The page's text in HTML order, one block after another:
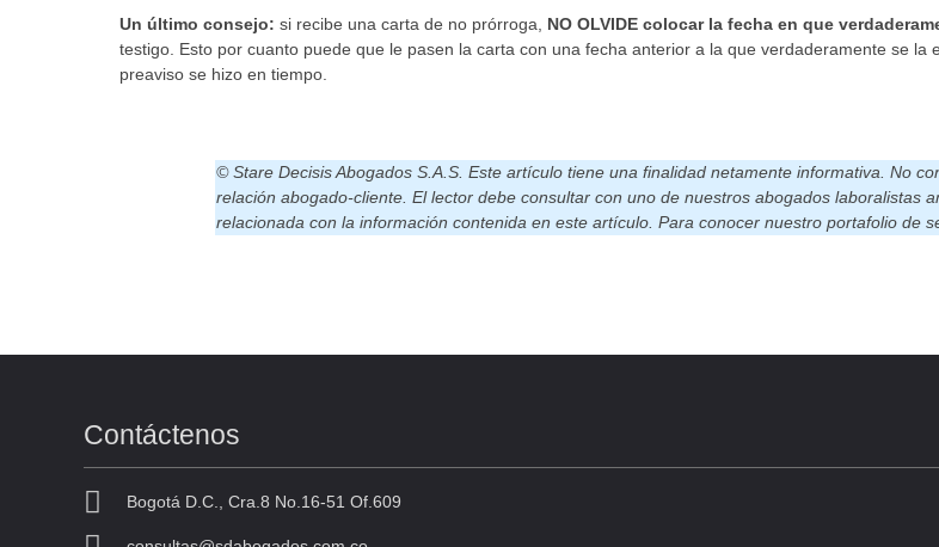
Un último consejo: si recibe una carta de no prórroga, NO OLVIDE colocar la fecha en que
testigo. Esto por cuanto puede que le pasen la carta con una fecha anterior a la que verdaderamente se la
preaviso se hizo en tiempo.
© Stare Decisis Abogados S.A.S. Este artículo tiene una finalidad netamente informativa. No
relación abogado-cliente. El lector debe consultar con uno de nuestros abogados laboralistas
relacionada con la información contenida en este artículo. Para conocer nuestro portafolio de
Contáctenos
Bogotá D.C., Cra.8 No.16-51 Of.609